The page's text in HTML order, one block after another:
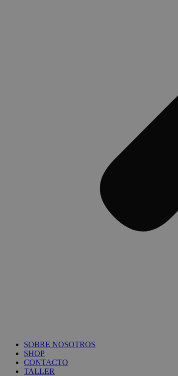
SOBRE NOSOTROS
SHOP
CONTACTO
TALLER